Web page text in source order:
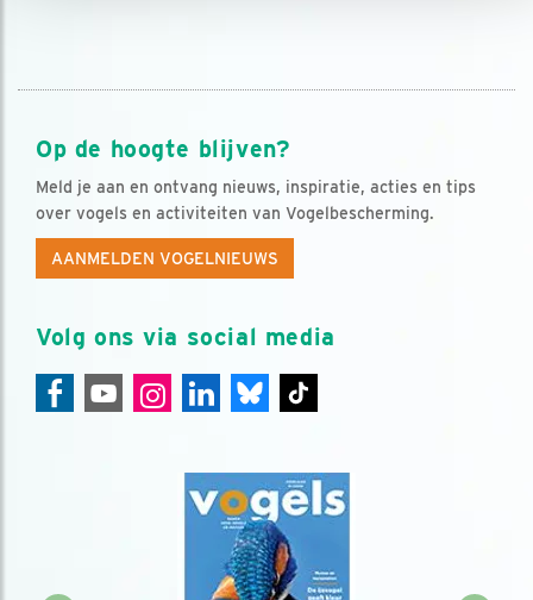
Op de hoogte blijven?
Meld je aan en ontvang nieuws, inspiratie, acties en tips
over vogels en activiteiten van Vogelbescherming.
AANMELDEN VOGELNIEUWS
Volg ons via social media